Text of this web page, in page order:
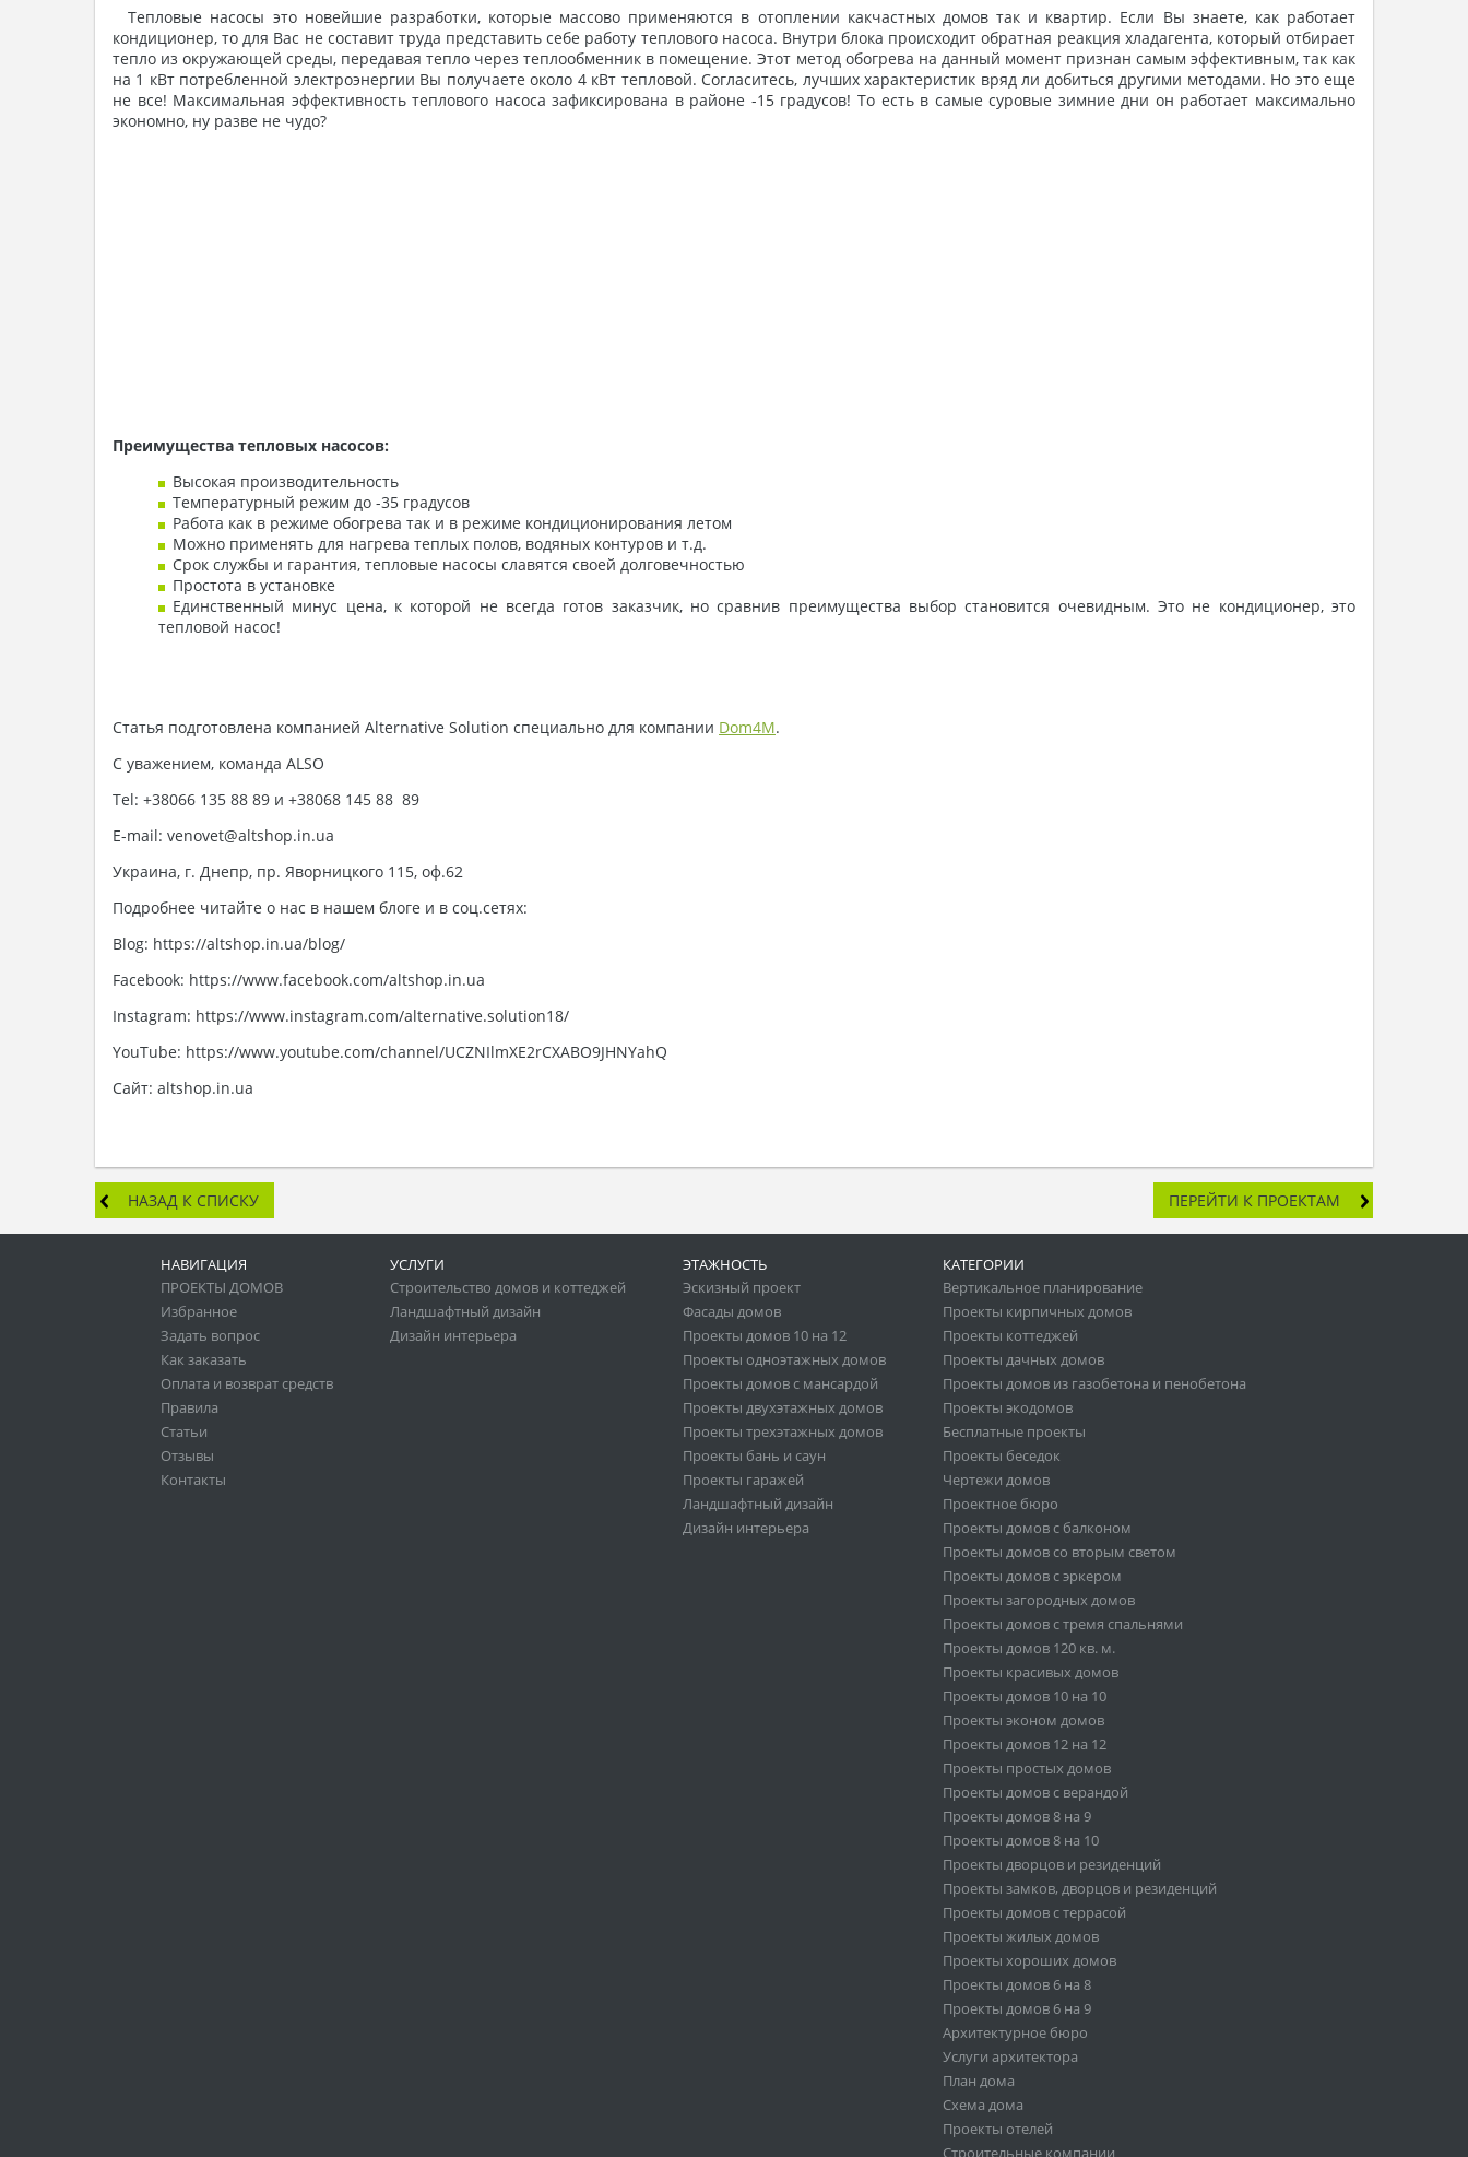
Тепловые насосы это новейшие разработки, которые массово применяются в отоплении какчастных домов так и квартир. Если Вы знаете, как работает
кондиционер, то для Вас не составит труда представить себе работу теплового насоса. Внутри блока происходит обратная реакция хладагента, который отбирает
тепло из окружающей среды, передавая тепло через теплообменник в помещение. Этот метод обогрева на данный момент признан самым эффективным, так как
на 1 кВт потребленной электроэнергии Вы получаете около 4 кВт тепловой. Согласитесь, лучших характеристик вряд ли добиться другими методами. Но это еще
не все! Максимальная эффективность теплового насоса зафиксирована в районе -15 градусов! То есть в самые суровые зимние дни он работает максимально
экономно, ну разве не чудо?
Преимущества тепловых насосов:
Высокая производительность
Температурный режим до -35 градусов
Работа как в режиме обогрева так и в режиме кондиционирования летом
Можно применять для нагрева теплых полов, водяных контуров и т.д.
Срок службы и гарантия, тепловые насосы славятся своей долговечностью
Простота в установке
Единственный минус цена, к которой не всегда готов заказчик, но сравнив преимущества выбор становится очевидным. Это не кондиционер, это
тепловой насос!
Статья подготовлена компанией Alternative Solution специально для компании Dom4M.
С уважением, команда ALSO
Tel: +38066 135 88 89 и +38068 145 88 89
E-mail: venovet@altshop.in.ua
Украина, г. Днепр, пр. Яворницкого 115, оф.62
Подробнее читайте о нас в нашем блоге и в соц.сетях:
Blog: https://altshop.in.ua/blog/
Facebook: https://www.facebook.com/altshop.in.ua
Instagram: https://www.instagram.com/alternative.solution18/
YouTube: https://www.youtube.com/channel/UCZNIlmXE2rCXABO9JHNYahQ
Сайт: altshop.in.ua
НАЗАД К СПИСКУ ПЕРЕЙТИ К ПРОЕКТАМ
НАВИГАЦИЯ
ПРОЕКТЫ ДОМОВ
Избранное
Задать вопрос
Как заказать
Оплата и возврат средств
Правила
Статьи
Отзывы
Контакты
УСЛУГИ
Строительство домов и коттеджей
Ландшафтный дизайн
Дизайн интерьера
ЭТАЖНОСТЬ
Эскизный проект
Фасады домов
Проекты домов 10 на 12
Проекты одноэтажных домов
Проекты домов с мансардой
Проекты двухэтажных домов
Проекты трехэтажных домов
Проекты бань и саун
Проекты гаражей
Ландшафтный дизайн
Дизайн интерьера
КАТЕГОРИИ
Вертикальное планирование
Проекты кирпичных домов
Проекты коттеджей
Проекты дачных домов
Проекты домов из газобетона и пенобетона
Проекты экодомов
Бесплатные проекты
Проекты беседок
Чертежи домов
Проектное бюро
Проекты домов с балконом
Проекты домов со вторым светом
Проекты домов с эркером
Проекты загородных домов
Проекты домов с тремя спальнями
Проекты домов 120 кв. м.
Проекты красивых домов
Проекты домов 10 на 10
Проекты эконом домов
Проекты домов 12 на 12
Проекты простых домов
Проекты домов с верандой
Проекты домов 8 на 9
Проекты домов 8 на 10
Проекты дворцов и резиденций
Проекты замков, дворцов и резиденций
Проекты домов с террасой
Проекты жилых домов
Проекты хороших домов
Проекты домов 6 на 8
Проекты домов 6 на 9
Архитектурное бюро
Услуги архитектора
План дома
Схема дома
Проекты отелей
Строительные компании